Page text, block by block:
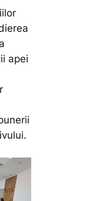
apei